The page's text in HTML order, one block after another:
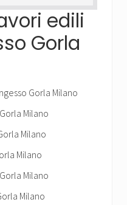
edili
Gorla
Gorla Milano
Milano
Milano
Milano
Milano
Milano